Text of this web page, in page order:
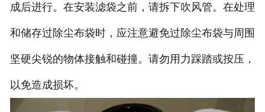
成后进行。在安装滤袋之前，请拆下吹风管。在处理
和储存过除尘布袋时，应注意避免过除尘布袋与周围
坚硬尖锐的物体接触和碰撞。请勿用力踩踏或按压，
以免造成损坏。